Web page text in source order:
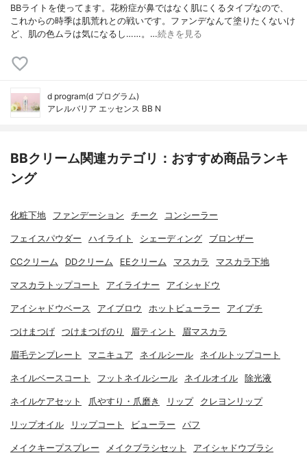
BBライトを使ってます。花粉症が鼻ではなく肌にくるタイプなので、
これからの時季は肌荒れとの戦いです。ファンデなんて塗りたくないけ
ど、肌の色ムラは気になるし……。…続きを見る
d program(d プログラム)
アレルバリア エッセンス BB N
BBクリーム関連カテゴリ：おすすめ商品ランキ
ング
化粧下地 ファンデーション チーク コンシーラー
フェイスパウダー ハイライト シェーディング ブロンザー
CCクリーム DDクリーム EEクリーム マスカラ マスカラ下地
マスカラトップコート アイライナー アイシャドウ
アイシャドウベース アイブロウ ホットビューラー アイプチ
つけまつげ つけまつげのり 眉ティント 眉マスカラ
眉毛テンプレート マニキュア ネイルシール ネイルトップコート
ネイルベースコート フットネイルシール ネイルオイル 除光液
ネイルケアセット 爪やすり・爪磨き リップ クレヨンリップ
リップオイル リップコート ビューラー パフ
メイクキープスプレー メイクブラシセット アイシャドウブラシ